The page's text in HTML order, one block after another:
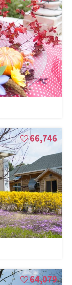
66,746
64,079